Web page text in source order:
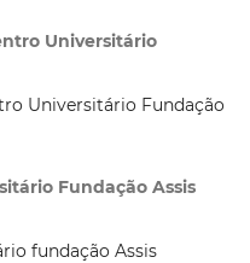
Universitário
Universitário Fundação
Fundação Assis
fundação Assis